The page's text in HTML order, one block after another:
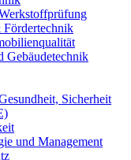
Gebäudetechnik
Sicherheit
und Management